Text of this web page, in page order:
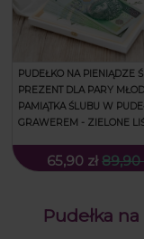
PUDEŁKO NA PIENIĄDZE
PREZENT DLA PARY
PAMIĄTKA ŚLUBU W
GRAWEREM - ZIELONE
65,90 zł 89,90
Pudełka